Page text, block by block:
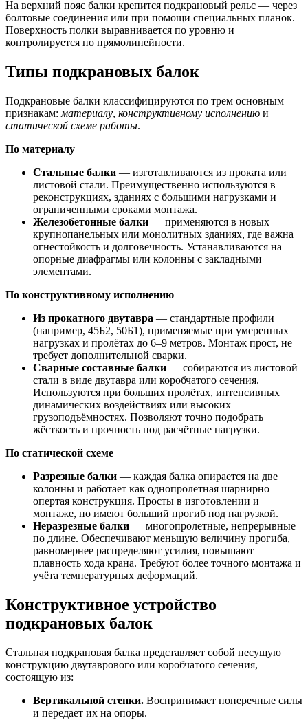
На верхний пояс балки крепится подкрановый рельс — через
болтовые соединения или при помощи специальных планок.
Поверхность полки выравнивается по уровню и
контролируется по прямолинейности.
Типы подкрановых балок
Подкрановые балки классифицируются по трем основным
признакам: материалу, конструктивному исполнению и
статической схеме работы.
По материалу
Стальные балки — изготавливаются из проката или
листовой стали. Преимущественно используются в
реконструкциях, зданиях с большими нагрузками и
ограниченными сроками монтажа.
Железобетонные балки — применяются в новых
крупнопанельных или монолитных зданиях, где важна
огнестойкость и долговечность. Устанавливаются на
опорные диафрагмы или колонны с закладными
элементами.
По конструктивному исполнению
Из прокатного двутавра — стандартные профили
(например, 45Б2, 50Б1), применяемые при умеренных
нагрузках и пролётах до 6–9 метров. Монтаж прост, не
требует дополнительной сварки.
Сварные составные балки — собираются из листовой
стали в виде двутавра или коробчатого сечения.
Используются при больших пролётах, интенсивных
динамических воздействиях или высоких
грузоподъёмностях. Позволяют точно подобрать
жёсткость и прочность под расчётные нагрузки.
По статической схеме
Разрезные балки — каждая балка опирается на две
колонны и работает как однопролетная шарнирно
опертая конструкция. Просты в изготовлении и
монтаже, но имеют больший прогиб под нагрузкой.
Неразрезные балки — многопролетные, непрерывные
по длине. Обеспечивают меньшую величину прогиба,
равномернее распределяют усилия, повышают
плавность хода крана. Требуют более точного монтажа и
учёта температурных деформаций.
Конструктивное устройство
подкрановых балок
Стальная подкрановая балка представляет собой несущую
конструкцию двутаврового или коробчатого сечения,
состоящую из:
Вертикальной стенки. Воспринимает поперечные силы
и передает их на опоры.